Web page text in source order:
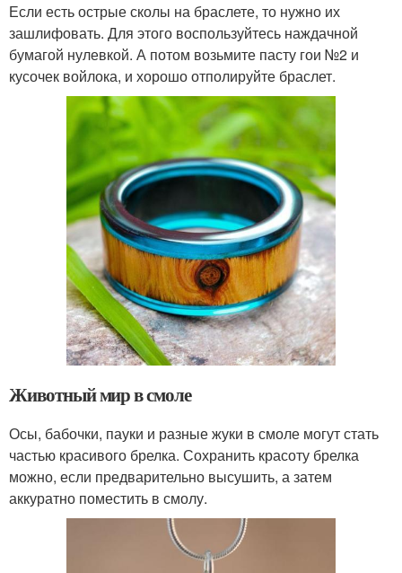
Если есть острые сколы на браслете, то нужно их
зашлифовать. Для этого воспользуйтесь наждачной
бумагой нулевкой. А потом возьмите пасту гои №2 и
кусочек войлока, и хорошо отполируйте браслет.
Животный мир в смоле
Осы, бабочки, пауки и разные жуки в смоле могут стать
частью красивого брелка. Сохранить красоту брелка
можно, если предварительно высушить, а затем
аккуратно поместить в смолу.